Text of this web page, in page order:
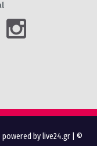
powered by live24.gr | ©